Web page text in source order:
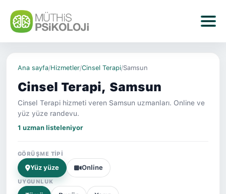
Ana sayfa/Hizmetler/Cinsel Terapi/Samsun
Cinsel Terapi, Samsun
Cinsel Terapi hizmeti veren Samsun uzmanları. Online ve
yüz yüze randevu.
1 uzman listeleniyor
GÖRÜŞME TIPI
Yüz yüze Online
UYGUNLUK